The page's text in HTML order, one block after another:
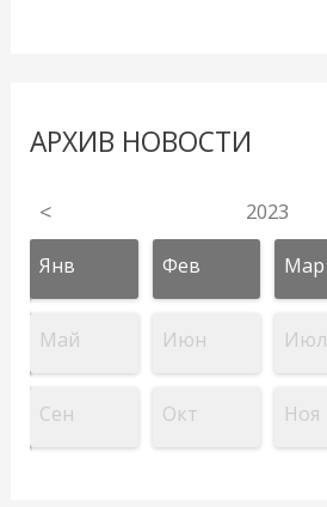
АРХИВ НОВОСТИ
< 2023
Янв Фев Мар
Май Июн Июл
Сен Окт Ноя